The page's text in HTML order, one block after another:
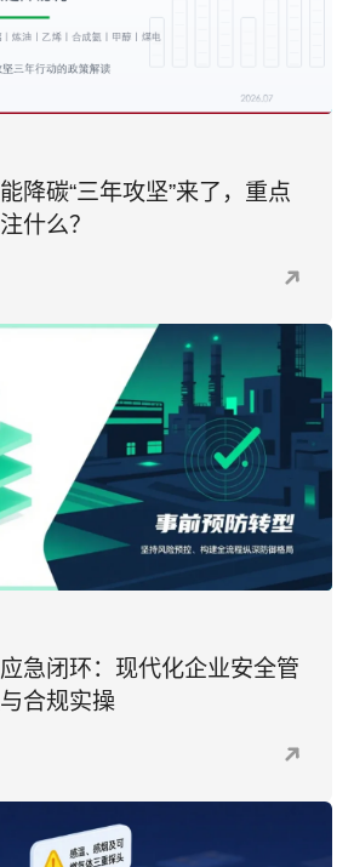
降碳“三年攻坚”来了，重点
什么？
急闭环：现代化企业安全管
合规实操